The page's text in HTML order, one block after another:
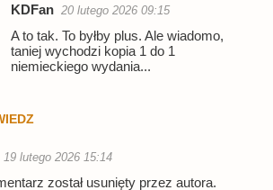
KDFan 20 lutego 2026 09:15
A to tak. To byłby plus. Ale wiadomo,
taniej wychodzi kopia 1 do 1
niemieckiego wydania...
19 lutego 2026 15:14
został usunięty przez autora.